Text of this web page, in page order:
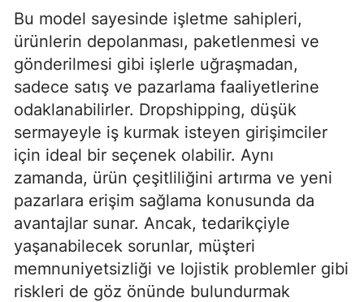
Bu model sayesinde işletme sahipleri,
ürünlerin depolanması, paketlenmesi ve
gönderilmesi gibi işlerle uğraşmadan,
sadece satış ve pazarlama faaliyetlerine
odaklanabilirler. Dropshipping, düşük
sermayeyle iş kurmak isteyen girişimciler
için ideal bir seçenek olabilir. Aynı
zamanda, ürün çeşitliliğini artırma ve yeni
pazarlara erişim sağlama konusunda da
avantajlar sunar. Ancak, tedarikçiyle
yaşanabilecek sorunlar, müşteri
memnuniyetsizliği ve lojistik problemler gibi
riskleri de göz önünde bulundurmak